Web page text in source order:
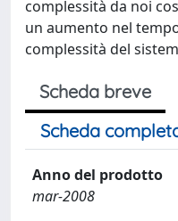
complessità da noi
un aumento nel
complessità del
Scheda breve
Scheda
Anno del prodotto
mar-2008